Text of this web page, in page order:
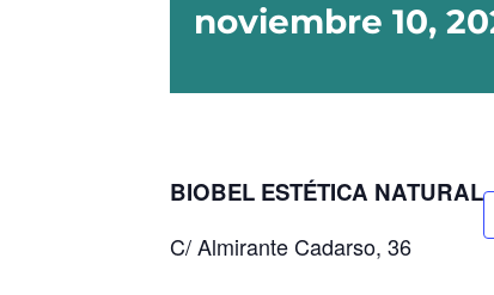
noviembre 10,
BIOBEL ESTÉTICA NATURAL
C/ Almirante Cadarso, 36